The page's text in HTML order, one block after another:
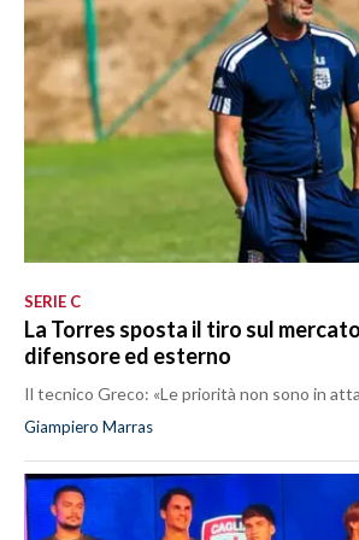
SERIE C
La Torres sposta il tiro sul
difensore ed esterno
Il tecnico Greco: «Le priorità non sono in
Giampiero Marras